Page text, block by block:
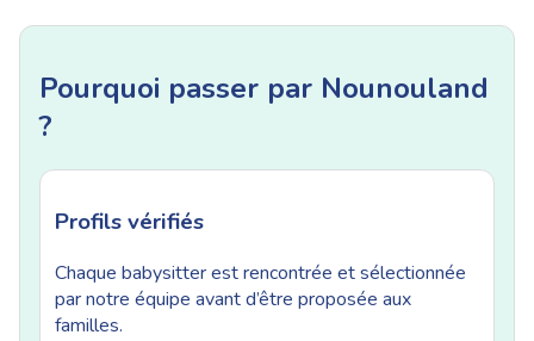
Pourquoi passer par Nounouland
?
Profils vérifiés
Chaque babysitter est rencontrée et sélectionnée
par notre équipe avant d’être proposée aux
familles.